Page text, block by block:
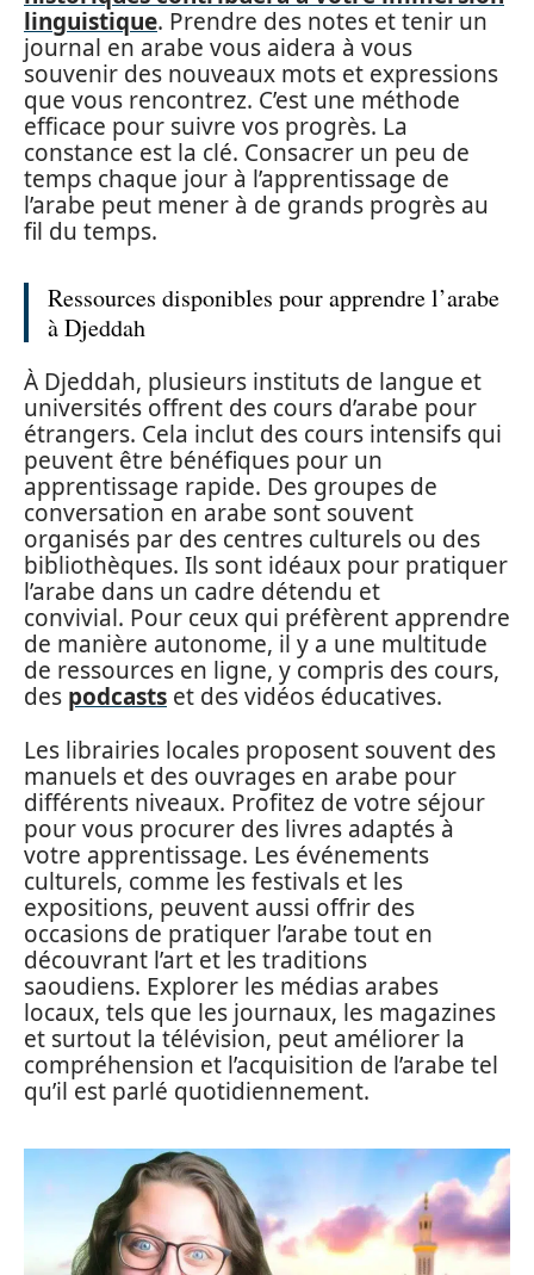
linguistique. Prendre des notes et tenir un
journal en arabe vous aidera à vous
souvenir des nouveaux mots et expressions
que vous rencontrez. C’est une méthode
efficace pour suivre vos progrès. La
constance est la clé. Consacrer un peu de
temps chaque jour à l’apprentissage de
l’arabe peut mener à de grands progrès au
fil du temps.
Ressources disponibles pour apprendre l’arabe
à Djeddah
À Djeddah, plusieurs instituts de langue et
universités offrent des cours d’arabe pour
étrangers. Cela inclut des cours intensifs qui
peuvent être bénéfiques pour un
apprentissage rapide. Des groupes de
conversation en arabe sont souvent
organisés par des centres culturels ou des
bibliothèques. Ils sont idéaux pour pratiquer
l’arabe dans un cadre détendu et
convivial. Pour ceux qui préfèrent apprendre
de manière autonome, il y a une multitude
de ressources en ligne, y compris des cours,
des podcasts et des vidéos éducatives.
Les librairies locales proposent souvent des
manuels et des ouvrages en arabe pour
différents niveaux. Profitez de votre séjour
pour vous procurer des livres adaptés à
votre apprentissage. Les événements
culturels, comme les festivals et les
expositions, peuvent aussi offrir des
occasions de pratiquer l’arabe tout en
découvrant l’art et les traditions
saoudiens. Explorer les médias arabes
locaux, tels que les journaux, les magazines
et surtout la télévision, peut améliorer la
compréhension et l’acquisition de l’arabe tel
qu’il est parlé quotidiennement.